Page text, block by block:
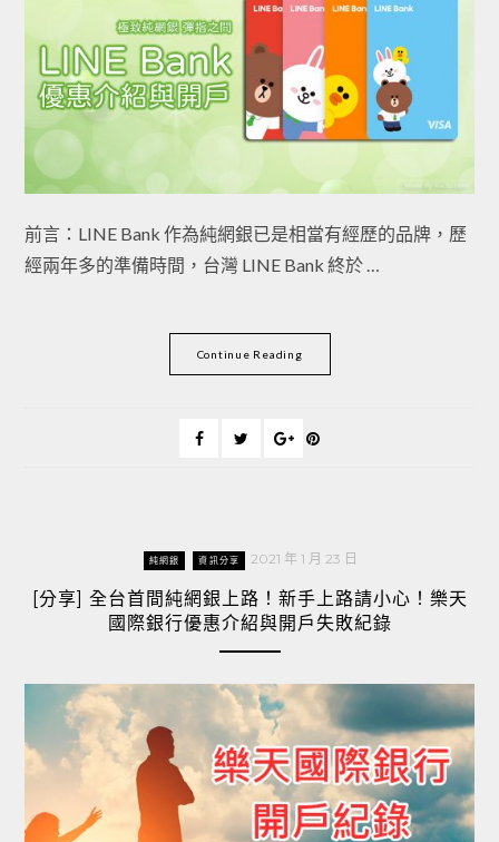
前言：LINE Bank 作為純網銀已是相當有經歷的品牌，歷
經兩年多的準備時間，台灣 LINE Bank 終於 …
Continue Reading
純網銀 資訊分享 2021 年 1 月 23 日
[分享] 全台首間純網銀上路！新手上路請小心！樂天
國際銀行優惠介紹與開戶失敗紀錄